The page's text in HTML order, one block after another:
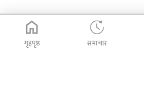
गृहपृष्ठ समाचार